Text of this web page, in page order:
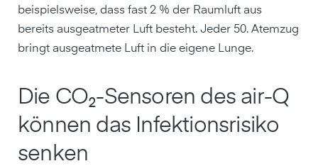
beispielsweise, dass fast 2 % der Raumluft aus
bereits ausgeatmeter Luft besteht. Jeder 50. Atemzug
bringt ausgeatmete Luft in die eigene Lunge.
Die CO₂-Sensoren des air-Q
können das Infektionsrisiko
senken